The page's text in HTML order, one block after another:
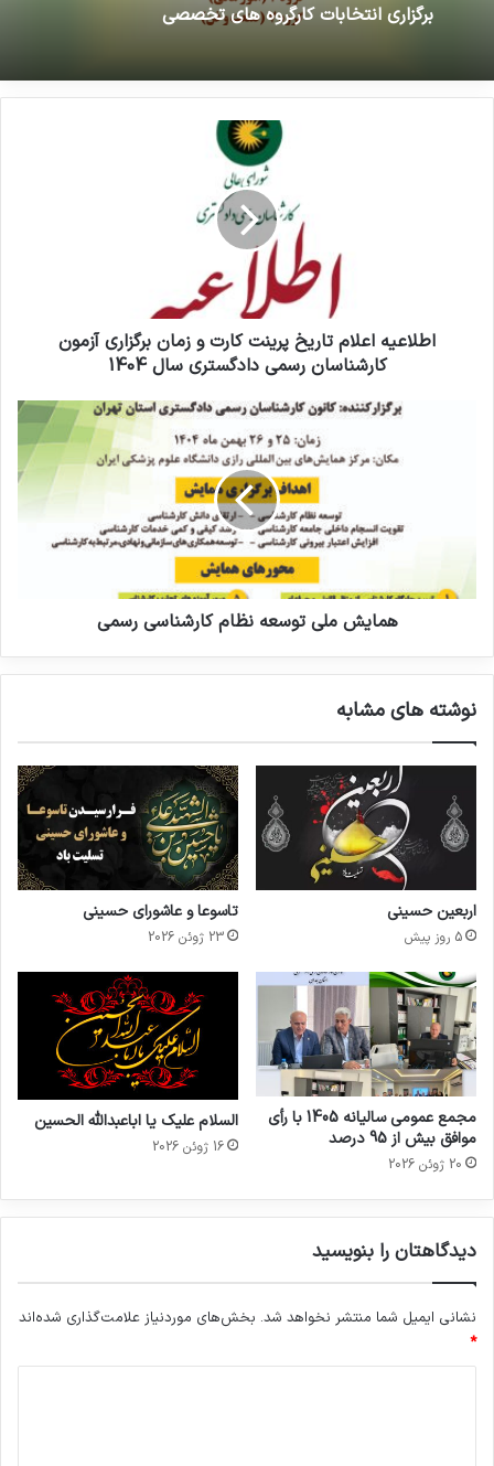
برگزاری انتخابات کارگروه های تخصصی
اطلاعیه اعلام تاریخ پرینت کارت و زمان برگزاری آزمون
کارشناسان رسمی دادگستری سال 1404
همایش ملی توسعه نظام کارشناسی رسمی
نوشته های مشابه
اربعین حسینی
5 روز پیش
تاسوعا و عاشورای حسینی
23 ژوئن 2026
مجمع عمومی سالیانه 1405 با رأی
موافق بیش از 95 درصد
20 ژوئن 2026
السلام علیک یا اباعبدالله الحسین
16 ژوئن 2026
دیدگاهتان را بنویسید
نشانی ایمیل شما منتشر نخواهد شد. بخش‌های موردنیاز علامت‌گذاری شده‌اند
*